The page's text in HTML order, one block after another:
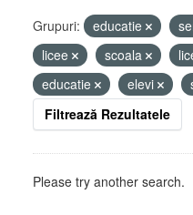
Grupuri: educatie
licee
scoala
educatie
elevi
Filtrează Rezultatele
Please try another search.